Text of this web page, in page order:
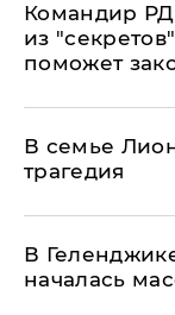
Командир
из
поможет
В семье
трагедия
В
началась